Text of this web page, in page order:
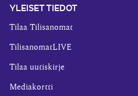
YLEISET TIEDOT
Tilaa Tilisanomat
TilisanomatLIVE
Tilaa uutiskirje
Mediakortti